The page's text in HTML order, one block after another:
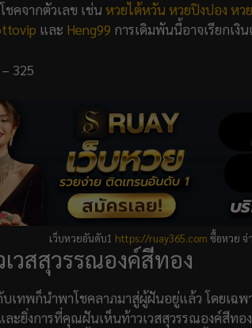
ชคจากตัวเลข เช่น หวยไต้หวัน หวยปิงปอง หว
และ Heng99 การเดิมพันนี้อาจเรียกเงิ
325
เว็บหวยอันดับ1 https://ruay365.com ซื้อหวย จ่
วสสุวรรณองค์สีทอง
บเทพก็นำพาโชคลาภมาสู่ผู้ฝันอยู่แล้ว โดยเฉพ
และยิ่งการที่คุณฝันเห็นท้าวเวสสุวรรณองค์สีท